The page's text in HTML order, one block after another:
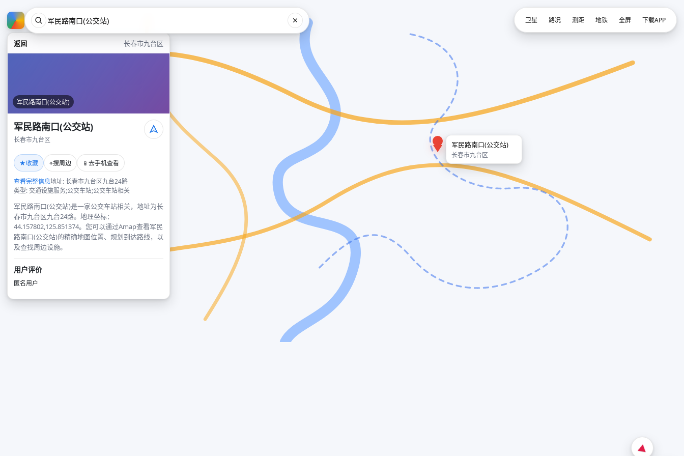
返回 长春市九台区
军民路南口(公交站)
军民路南口(公交站)
长春市九台区
★收藏 ⌖搜周边 📱 去手机查看
查看完整信息地址: 长春市九台区九台24路
类型: 交通设施服务;公交车站;公交车站相关
军民路南口(公交站)是一家公交车站相关，地址为长
春市九台区九台24路。地理坐标：
44.157802,125.851374。您可以通过Amap查看军民
路南口(公交站)的精确地图位置、规划到达路线，以
及查找周边设施。
用户评价
匿名用户
军民路南口(公交站)
长春市九台区
卫星 路况 测距 地铁 全屏 下载APP